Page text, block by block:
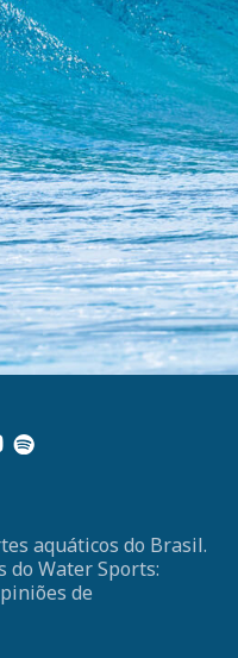
aquáticos do Brasil.
do Water Sports:
de